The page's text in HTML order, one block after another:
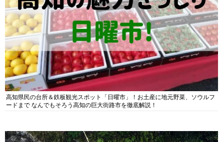
高知県民の台所＆鉄板観光スポット「日曜市」！お土産に地元野菜、ソウルフ
ードまで なんでもそろう高知の巨大街路市を徹底解説！